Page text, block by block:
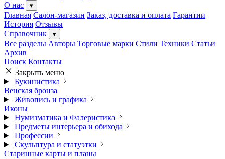
О нас
▾
Главная Салон-магазин Заказ, доставка и оплата Гарантии
История Отзывы
Справочник
▾
Все разделы Авторы Торговые марки Стили Техники Статьи
Архив
Поиск Контакты
Закрыть меню
Букинистика
Венская бронза
Живопись и графика
Иконы
Нумизматика и Фалеристика
Предметы интерьера и обихода
Профессии
Скульптура и статуэтки
Старинные карты и планы